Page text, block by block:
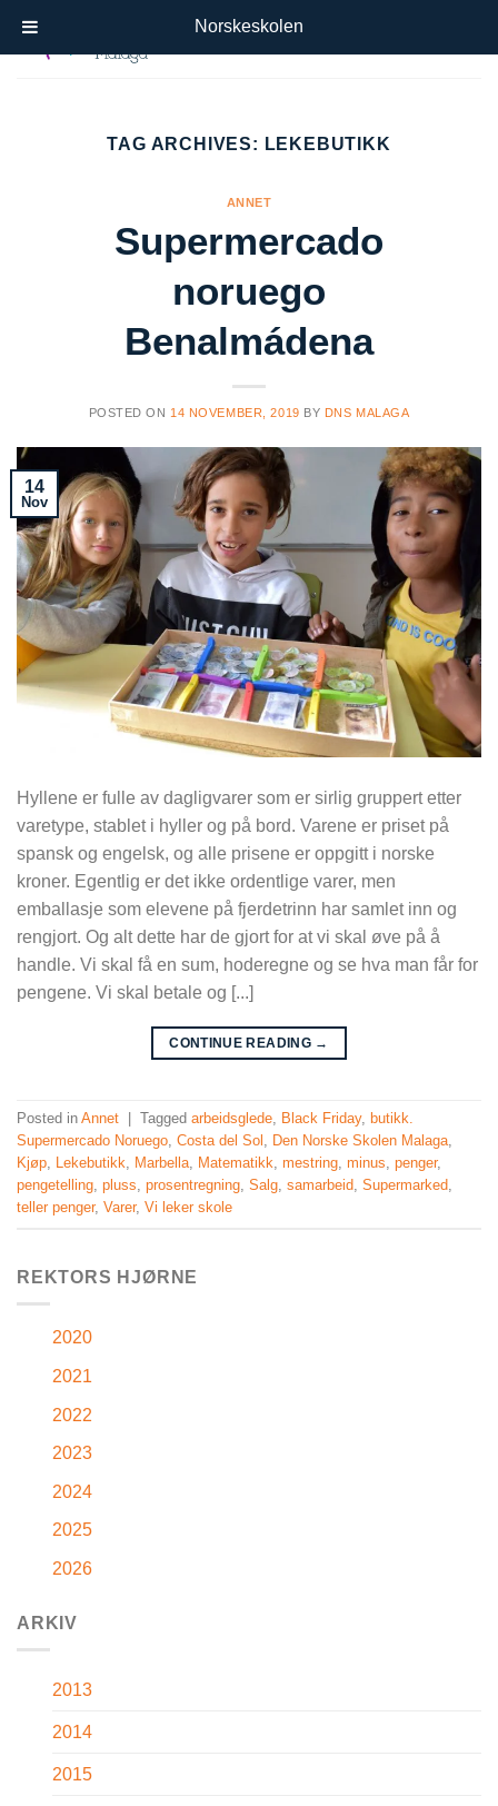
TAG ARCHIVES: LEKEBUTIKK
ANNET
Supermercado
noruego
Benalmádena
POSTED ON 14 NOVEMBER, 2019 BY DNS MALAGA
14
Nov
Hyllene er fulle av dagligvarer som er sirlig gruppert etter
varetype, stablet i hyller og på bord. Varene er priset på
spansk og engelsk, og alle prisene er oppgitt i norske
kroner. Egentlig er det ikke ordentlige varer, men
emballasje som elevene på fjerdetrinn har samlet inn og
rengjort. Og alt dette har de gjort for at vi skal øve på å
handle. Vi skal få en sum, hoderegne og se hva man får for
pengene. Vi skal betale og [...]
CONTINUE READING →
Posted in Annet Tagged arbeidsglede, Black Friday, butikk.
Supermercado Noruego, Costa del Sol , Den Norske Skolen Malaga,
Kjøp, Lekebutikk, Marbella, Matematikk, mestring, minus, penger,
pengetelling, pluss, prosentregning, Salg, samarbeid, Supermarked,
teller penger, Varer, Vi leker skole
REKTORS HJØRNE
2020
2021
2022
2023
2024
2025
2026
ARKIV
2013
2014
2015
Norskeskolen